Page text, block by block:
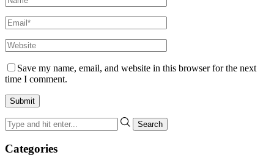
Save my name, email, and website in this browser for the next
time I comment.
Categories